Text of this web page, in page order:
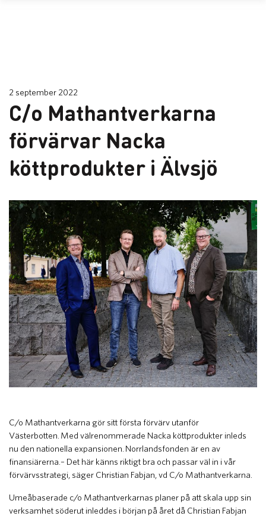
2 september 2022
C/o Mathantverkarna
förvärvar Nacka
köttprodukter i Älvsjö
C/o Mathantverkarna gör sitt första förvärv utanför
Västerbotten. Med välrenommerade Nacka köttprodukter inleds
nu den nationella expansionen. Norrlandsfonden är en av
finansiärerna.– Det här känns riktigt bra och passar väl in i vår
förvärvsstrategi, säger Christian Fabjan, vd C/o Mathantverkarna.
Umeåbaserade c/o Mathantverkarnas planer på att skala upp sin
verksamhet söderut inleddes i början på året då Christian Fabjan